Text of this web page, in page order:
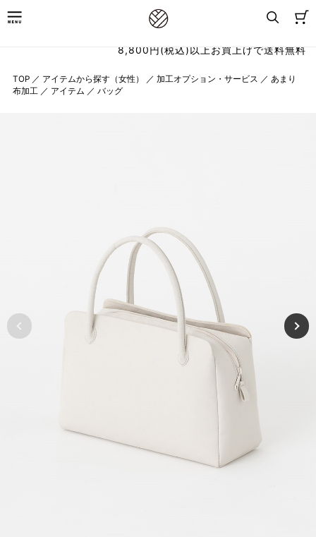
8,800円(税込)以上お買上げで送料無料
TOP ／ アイテムから探す（女性） ／ 加工オプション・サービス ／ あまり
布加工 ／ アイテム ／ バッグ